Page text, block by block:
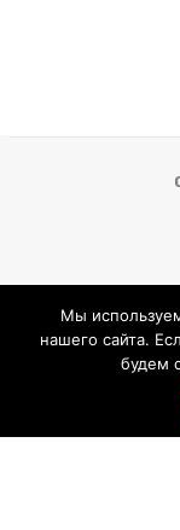
Условия
Мы
нашего сайта.
будем